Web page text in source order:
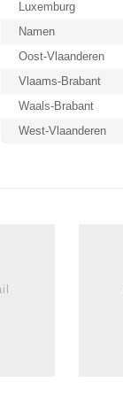
Luxemburg
Namen
Oost-Vlaanderen
Vlaams-Brabant
Waals-Brabant
West-Vlaanderen